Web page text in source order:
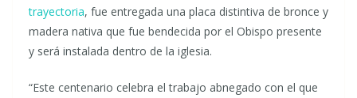
trayectoria, fue entregada una placa distintiva de bronce y
madera nativa que fue bendecida por el Obispo presente
y será instalada dentro de la iglesia.
“Este centenario celebra el trabajo abnegado con el que